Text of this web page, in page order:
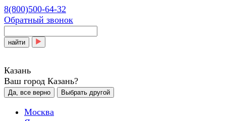
8(800)500-64-32
Обратный звонок
найти
Казань
Ваш город Казань?
Да, все верно Выбрать другой
Москва